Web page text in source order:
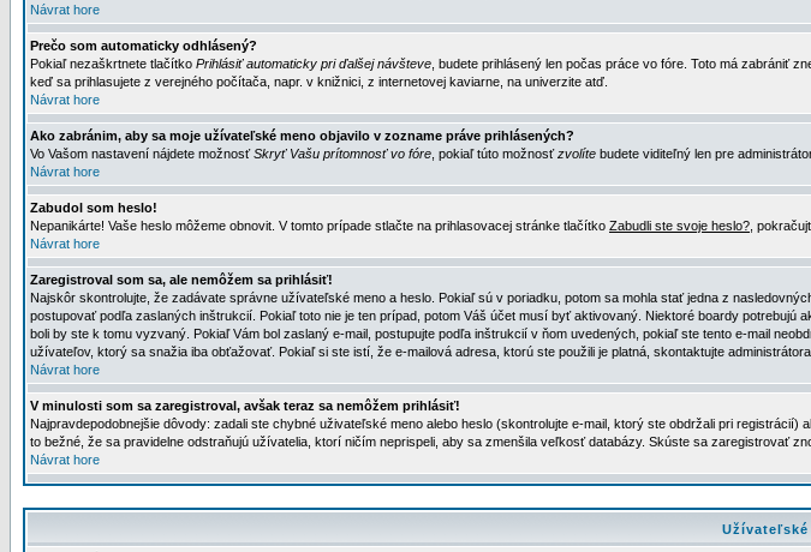
Návrat hore
Prečo som automaticky odhlásený?
Pokiaľ nezaškrtnete tlačítko Prihlásiť automaticky pri ďalšej návšteve , budete prihlásený len počas práce vo fóre. Toto má zabrániť
keď sa prihlasujete z verejného počítača, napr. v knižnici, z internetovej kaviarne, na univerzite atď.
Návrat hore
Ako zabránim, aby sa moje užívateľské meno objavilo v zozname práve prihlásených?
Vo Vašom nastavení nájdete možnosťSkryť Vašu prítomnosť vo fóre , pokiaľ túto možnosťzvolíte budete viditeľný len pre
Návrat hore
Zabudol som heslo!
Nepanikárte! Vaše heslo môžeme obnovit. V tomto prípade stlačte na prihlasovacej stránke tlačítko Zabudli ste svoje heslo? ,
Návrat hore
Zaregistroval som sa, ale nemôžem sa prihlásiť!
Najskôr skontrolujte, že zadávate správne užívateľské meno a heslo. Pokiaľ sú v poriadku, potom sa mohla stať jedna z
postupovať podľa zaslaných inštrukcií. Pokiaľ toto nie je ten prípad, potom Váš účet musí byť aktivovaný. Niektoré boardy
boli by ste k tomu vyzvaný. Pokiaľ Vám bol zaslaný e-mail, postupujte podľa inštrukcií v ňom uvedených, pokiaľ ste tento e-mail
užívateľov, ktorý sa snažia iba obťažovať. Pokiaľ si ste istí, že e-mailová adresa, ktorú ste použili je platná, skontaktujte administrátora
Návrat hore
V minulosti som sa zaregistroval, avšak teraz sa nemôžem prihlásiť!
Najpravdepodobnejšie dôvody: zadali ste chybné uživateľské meno alebo heslo (skontrolujte e-mail, ktorý ste obdržali pri
to bežné, že sa pravidelne odstraňujú užívatelia, ktorí ničím neprispeli, aby sa zmenšila veľkosť databázy. Skúste sa zaregistrovať
Návrat hore